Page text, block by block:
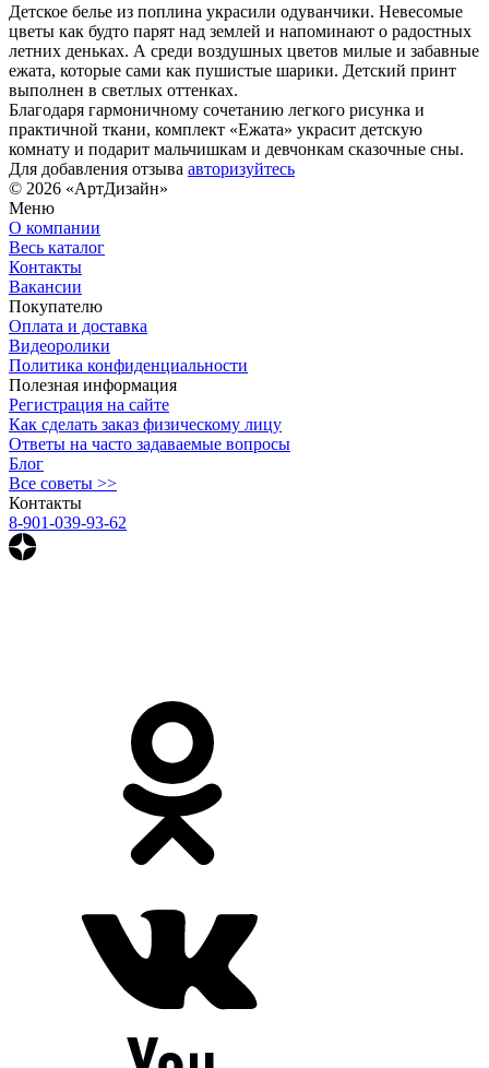
Детское белье из поплина украсили одуванчики. Невесомые
цветы как будто парят над землей и напоминают о радостных
летних деньках. А среди воздушных цветов милые и забавные
ежата, которые сами как пушистые шарики. Детский принт
выполнен в светлых оттенках.
Благодаря гармоничному сочетанию легкого рисунка и
практичной ткани, комплект «Ежата» украсит детскую
комнату и подарит мальчишкам и девчонкам сказочные сны.
Для добавления отзыва авторизуйтесь
© 2026 «АртДизайн»
Меню
О компании
Весь каталог
Контакты
Вакансии
Покупателю
Оплата и доставка
Видеоролики
Политика конфиденциальности
Полезная информация
Регистрация на сайте
Как сделать заказ физическому лицу
Ответы на часто задаваемые вопросы
Блог
Все советы >>
Контакты
8-901-039-93-62